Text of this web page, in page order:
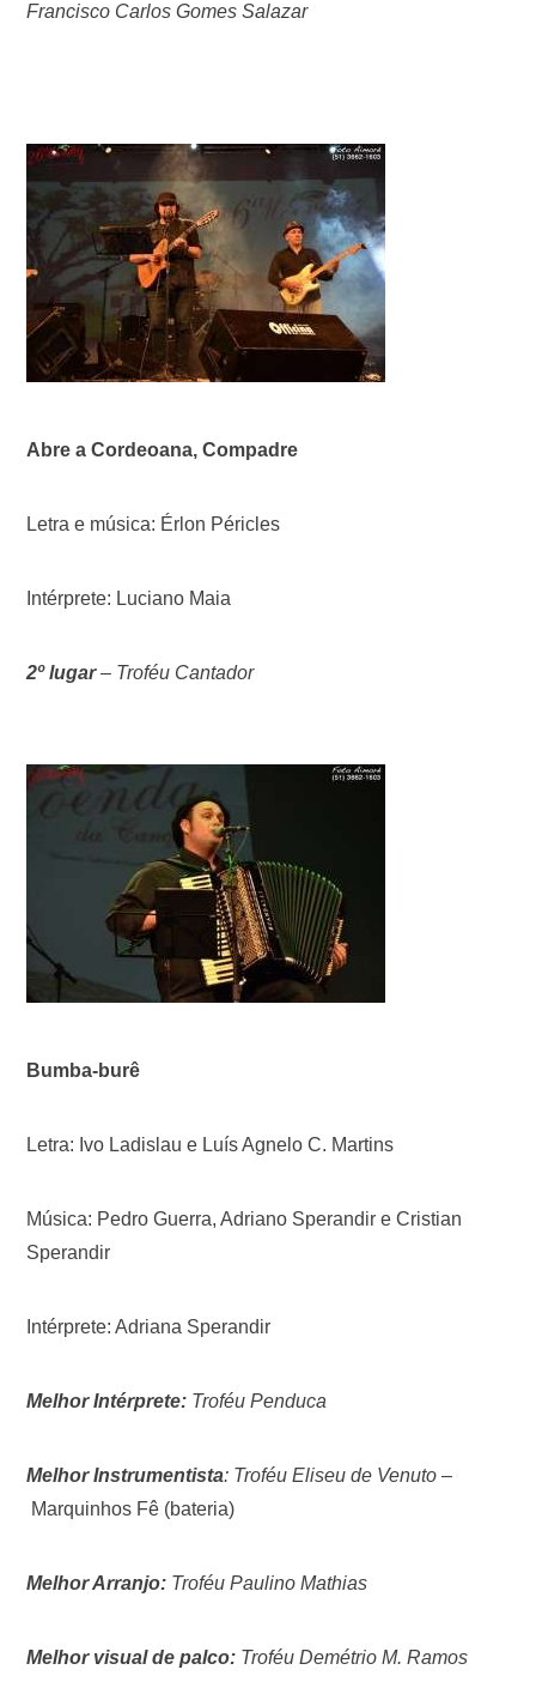
Francisco Carlos Gomes Salazar
Abre a Cordeoana, Compadre
Letra e música: Érlon Péricles
Intérprete: Luciano Maia
2º lugar– Troféu Cantador
Bumba-burê
Letra: Ivo Ladislau e Luís Agnelo C. Martins
Música: Pedro Guerra, Adriano Sperandir e Cristian
Sperandir
Intérprete: Adriana Sperandir
Melhor Intérprete: Troféu Penduca
Melhor Instrumentista: Troféu Eliseu de Venuto –
Marquinhos Fê (bateria)
Melhor Arranjo: Troféu Paulino Mathias
Melhor visual de palco: Troféu Demétrio M. Ramos